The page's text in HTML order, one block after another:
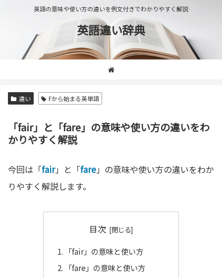
英語の意味や使い方の違いを例文付きでわかりやすく解説
英語違い辞典
違い Fから始まる英単語
「fair」と「fare」の意味や使い方の違いをわ
かりやすく解説
今回は「fair」と「fare」の意味や使い方の違いをわか
りやすく解説します。
目次
「fair」の意味と使い方
「fare」の意味と使い方